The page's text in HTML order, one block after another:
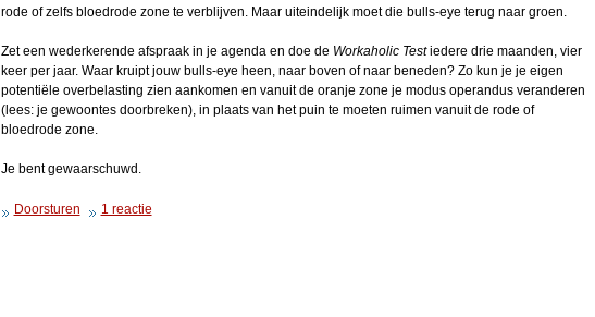
rode of zelfs bloedrode zone te verblijven. Maar uiteindelijk moet die bulls-eye terug naar groen.
Zet een wederkerende afspraak in je agenda en doe de Workaholic Testiedere drie maanden, vier
keer per jaar. Waar kruipt jouw bulls-eye heen, naar boven of naar beneden? Zo kun je je eigen
potentiële overbelasting zien aankomen en vanuit de oranje zone je modus operandus veranderen
(lees: je gewoontes doorbreken), in plaats van het puin te moeten ruimen vanuit de rode of
bloedrode zone.
Je bent gewaarschuwd.
Doorsturen 1 reactie